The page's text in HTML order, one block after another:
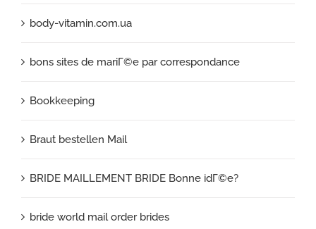
body-vitamin.com.ua
bons sites de mariГ©e par correspondance
Bookkeeping
Braut bestellen Mail
BRIDE MAILLEMENT BRIDE Bonne idГ©e?
bride world mail order brides